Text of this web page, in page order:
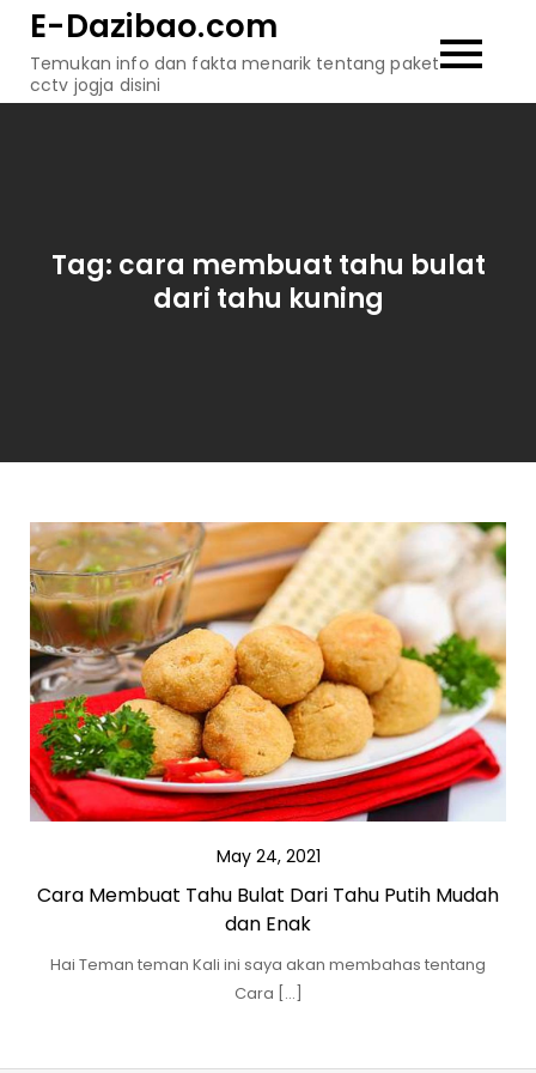
content
E-Dazibao.com
Temukan info dan fakta menarik tentang paket
cctv jogja disini
Tag: cara membuat tahu bulat
dari tahu kuning
May 24, 2021
Cara Membuat Tahu Bulat Dari Tahu Putih Mudah
dan Enak
Hai Teman teman Kali ini saya akan membahas tentang
Cara […]